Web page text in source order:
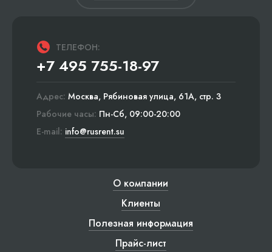
ТЕЛЕФОН:
+7 495 755-18-97
Адрес: Москва, Рябиновая улица, 61А, стр. 3
Рабочие часы: Пн-Сб, 09:00-20:00
E-mail: info@rusrent.su
О компании
Клиенты
Полезная информация
Прайс-лист